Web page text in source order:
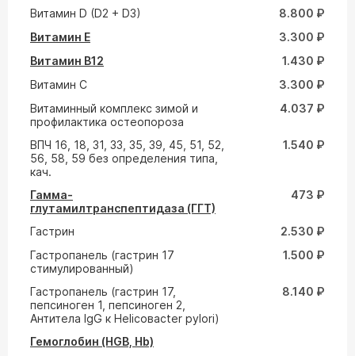
Витамин D (D2 + D3)
8.800 ₽
Витамин E
3.300 ₽
Витамин В12
1.430 ₽
Витамин С
3.300 ₽
Витаминный комплекс зимой и
профилактика остеопороза
4.037 ₽
ВПЧ 16, 18, 31, 33, 35, 39, 45, 51, 52,
56, 58, 59 без определения типа,
кач.
1.540 ₽
Гамма-
глутамилтранспептидаза (ГГТ)
473 ₽
Гастрин
2.530 ₽
Гастропанель (гастрин 17
стимулированный)
1.500 ₽
Гастропанель (гастрин 17,
пепсиноген 1, пепсиноген 2,
Антитела IgG к Helicoвacter pylori)
8.140 ₽
Гемоглобин (HGB, Hb)